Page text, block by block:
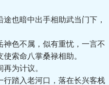
也暗中出手相助武当门下，
色不属，似有重忧，一言不
索命八掌桑禄相助。
为计议。
踏入老河口，落在长兴客栈